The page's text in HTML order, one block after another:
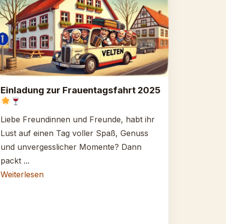
Einladung zur Frauentagsfahrt 2025
Liebe Freundinnen und Freunde, habt ihr
Lust auf einen Tag voller Spaß, Genuss
und unvergesslicher Momente? Dann
packt ...
Weiterlesen